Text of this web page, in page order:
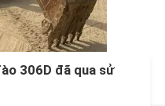
306D đã qua sử